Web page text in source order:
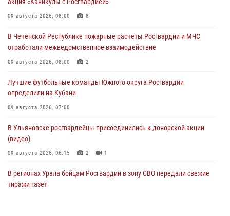
09 августа 2026, 08:00 8
В Чеченской Республике пожарные расчеты Росгвардии и МЧС
отработали межведомственное взаимодействие
09 августа 2026, 08:00 2
Лучшие футбольные команды Южного округа Росгвардии
определили на Кубани
09 августа 2026, 07:00
В Ульяновске росгвардейцы присоединились к донорской акции
(видео)
09 августа 2026, 06:15 2 1
В регионах Урала бойцам Росгвардии в зону СВО передали свежие
тиражи газет